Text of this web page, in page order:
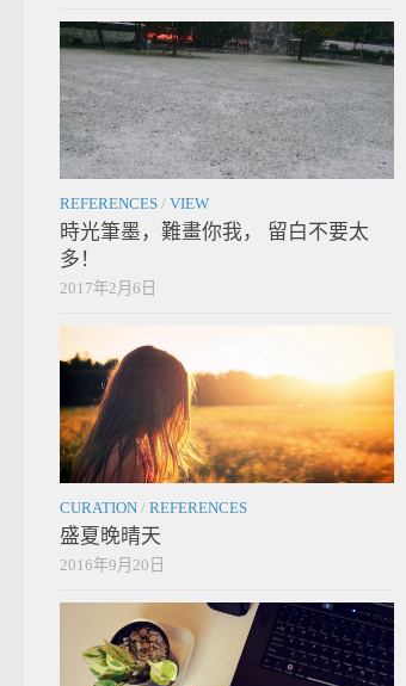
REFERENCES / VIEW
時光筆墨，難畫你我， 留白不要太
多！
2017年2月6日
CURATION / REFERENCES
盛夏晚晴天
2016年9月20日